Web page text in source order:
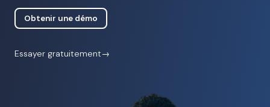
Obtenir une démo
Essayer gratuitement